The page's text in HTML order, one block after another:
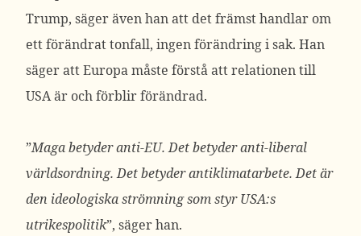
Trump, säger även han att det främst handlar om
ett förändrat tonfall, ingen förändring i sak. Han
säger att Europa måste förstå att relationen till
USA är och förblir förändrad.
”Maga betyder anti-EU. Det betyder anti-liberal
världsordning. Det betyder antiklimatarbete. Det är
den ideologiska strömning som styr USA:s
utrikespolitik”, säger han.